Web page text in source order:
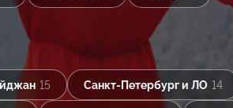
15 Санкт-Петербург и ЛО 14